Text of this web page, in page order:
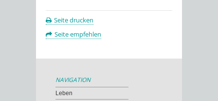
Seite drucken
Seite empfehlen
NAVIGATION
Leben